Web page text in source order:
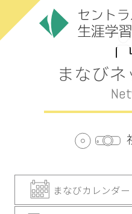
まなび
まなびカレンダー